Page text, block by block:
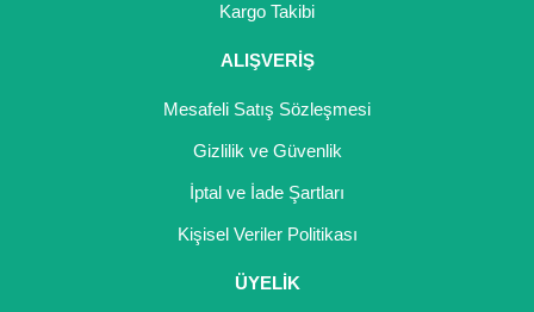
Kargo Takibi
ALIŞVERİŞ
Mesafeli Satış Sözleşmesi
Gizlilik ve Güvenlik
İptal ve İade Şartları
Kişisel Veriler Politikası
ÜYELİK